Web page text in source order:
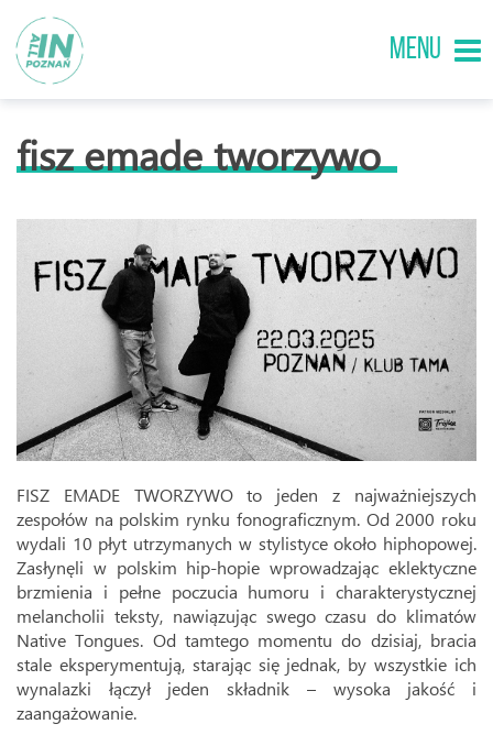
MENU
fisz emade tworzywo
FISZ EMADE TWORZYWO to jeden z najważniejszych
zespołów na polskim rynku fonograficznym. Od 2000 roku
wydali 10 płyt utrzymanych w stylistyce około hiphopowej.
Zasłynęli w polskim hip-hopie wprowadzając eklektyczne
brzmienia i pełne poczucia humoru i charakterystycznej
melancholii teksty, nawiązując swego czasu do klimatów
Native Tongues. Od tamtego momentu do dzisiaj, bracia
stale eksperymentują, starając się jednak, by wszystkie ich
wynalazki łączył jeden składnik – wysoka jakość i
zaangażowanie.